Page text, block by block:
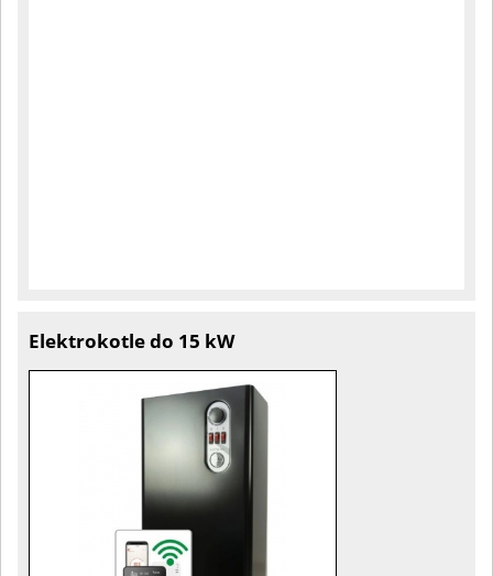
Elektrokotle do 15 kW